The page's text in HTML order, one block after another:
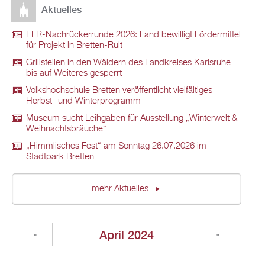
Aktuelles
ELR-Nachrückerrunde 2026: Land bewilligt Fördermittel
für Projekt in Bretten-Ruit
Grillstellen in den Wäldern des Landkreises Karlsruhe
bis auf Weiteres gesperrt
Volkshochschule Bretten veröffentlicht vielfältiges
Herbst- und Winterprogramm
Museum sucht Leihgaben für Ausstellung „Winterwelt &
Weihnachtsbräuche“
„Himmlisches Fest“ am Sonntag 26.07.2026 im
Stadtpark Bretten
mehr Aktuelles
April 2024
« »